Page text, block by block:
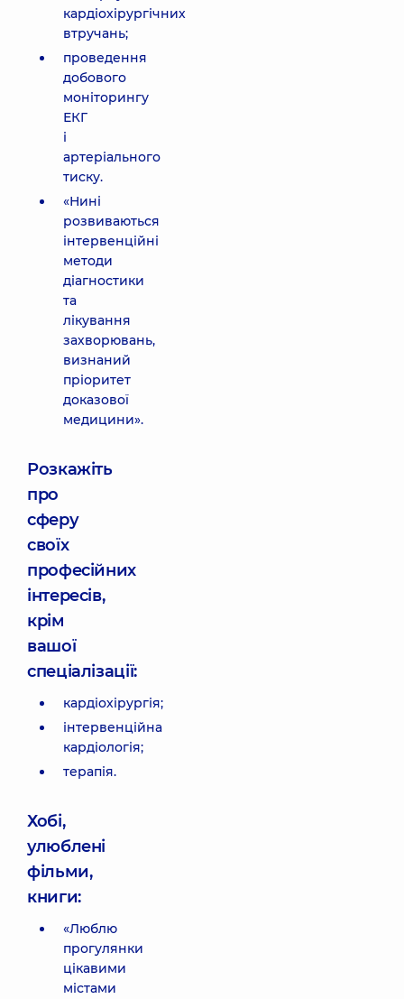
кардіохірургічних
втручань;
проведення
добового
моніторингу
ЕКГ
і
артеріального
тиску.
«Нині
розвиваються
інтервенційні
методи
діагностики
та
лікування
захворювань,
визнаний
пріоритет
доказової
медицини».
Розкажіть
про
сферу
своїх
професійних
інтересів,
крім
вашої
спеціалізації:
кардіохірургія;
інтервенційна
кардіологія;
терапія.
Хобі,
улюблені
фільми,
книги:
«Люблю
прогулянки
цікавими
містами